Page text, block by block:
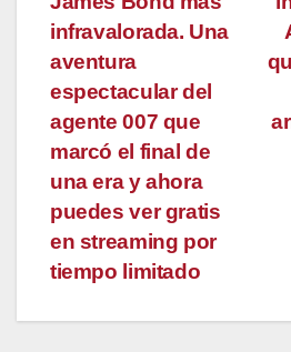
de
entradas
infravalorada. Una
aventura
espectacular del
agente 007 que
marcó el final de
una era y ahora
puedes ver gratis
en streaming por
tiempo limitado